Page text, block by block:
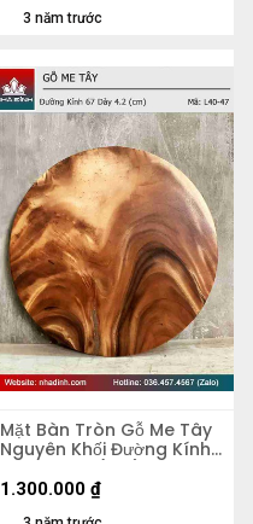
3 năm trước
Mặt Bàn Tròn Gỗ Me Tây
Nguyên Khối Đường Kính
67 Dày 4,2 (cm)
1.300.000 ₫